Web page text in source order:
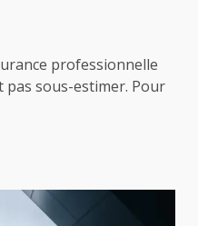
professionnelle
sous-estimer. Pour